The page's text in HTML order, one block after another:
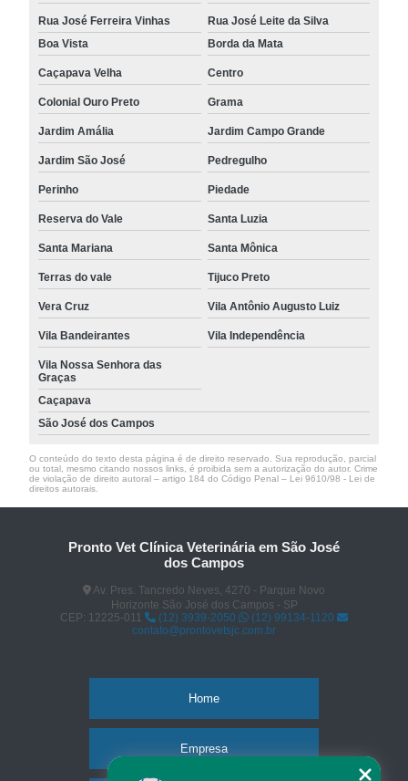
Rua José Ferreira Vinhas
Rua José Leite da Silva
Boa Vista
Borda da Mata
Caçapava Velha Centro
Colonial Ouro Preto Grama
Jardim Amália Jardim Campo Grande
Jardim São José Pedregulho
Perinho Piedade
Reserva do Vale Santa Luzia
Santa Mariana Santa Mônica
Terras do vale Tijuco Preto
Vera Cruz Vila Antônio Augusto Luiz
Vila Bandeirantes Vila Independência
Vila Nossa Senhora das
Graças
Caçapava
São José dos Campos
O conteúdo do texto desta página é de direito reservado. Sua reprodução, parcial
ou total, mesmo citando nossos links, é proibida sem a autorização do autor. Crime
de violação de direito autoral – artigo 184 do Código Penal – Lei 9610/98 - Lei de
direitos autorais
Pronto Vet Clínica Veterinária em São José
dos Campos
Av. Pres. Tancredo Neves, 4270 - Parque Novo
Horizonte São José dos Campos - SP
CEP: 12225-011
(12) 3939-2050
(12) 99134-1120
contato@prontovetsjc.com.br
Home
Empresa